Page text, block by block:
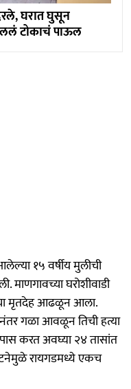
घरात घुसून
टोकाचं पाऊल
१५ वर्षीय मुलीची
माणगावच्या घरोशीवाडी
मृतदेह आढळून आला.
नंतर गळा आवळून तिची हत्या
करत अवघ्या २४ तासांत
रायगडमध्ये एकच